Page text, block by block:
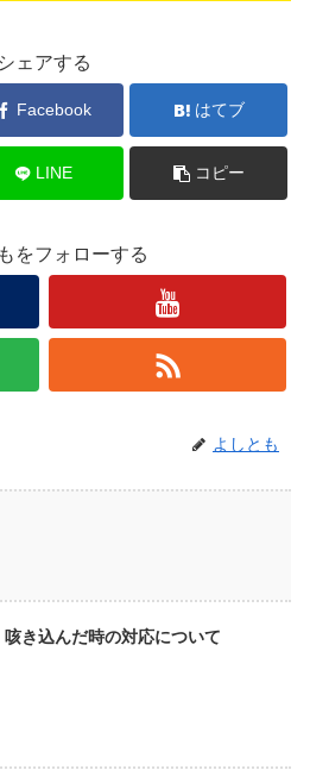
シェアする
Facebook はてブ
LINE コピー
をフォローする
よしとも
咳き込んだ時の対応について